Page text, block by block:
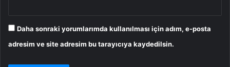
Daha sonraki yorumlarımda kullanılması için adım, e-posta
adresim ve site adresim bu tarayıcıya kaydedilsin.